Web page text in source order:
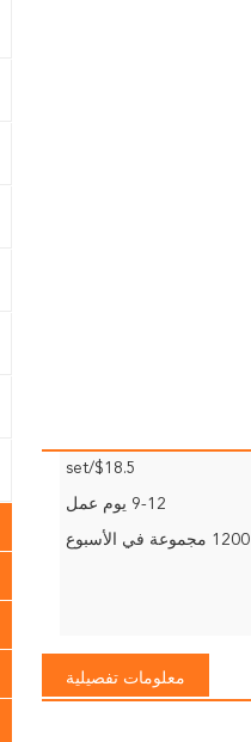
$18.5/set
9-12 يوم عمل
1200 مجموعة في الأسبوع
معلومات تفصيلية